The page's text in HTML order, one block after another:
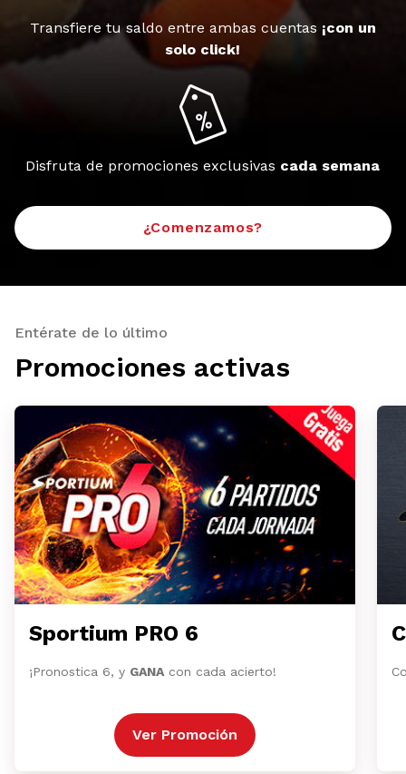
Transfiere tu saldo entre ambas cuentas ¡con un
solo click!
Disfruta de promociones exclusivas cada semana
¿Comenzamos?
Entérate de lo último
Promociones activas
Sportium PRO 6
¡Pronostica 6, y GANA con cada acierto!
Ver Promoción